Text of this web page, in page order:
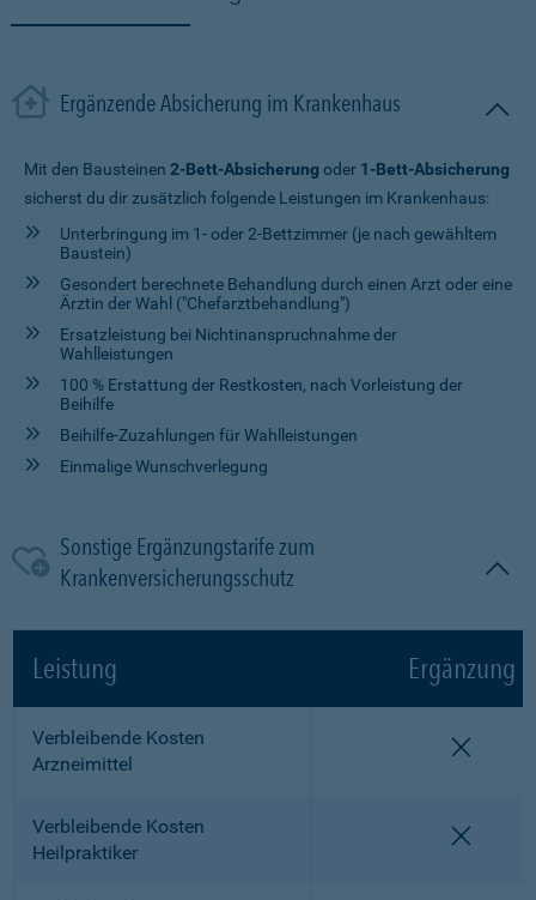
Ergänzende Absicherung im Krankenhaus
Mit den Bausteinen 2-Bett-Absicherung oder 1-Bett-Absicherung
sicherst du dir zusätzlich folgende Leistungen im Krankenhaus:
Unterbringung im 1- oder 2-Bettzimmer (je nach gewähltem
Baustein)
Gesondert berechnete Behandlung durch einen Arzt oder eine
Ärztin der Wahl ("Chefarztbehandlung")
Ersatzleistung bei Nichtinanspruchnahme der
Wahlleistungen
100 % Erstattung der Restkosten, nach Vorleistung der
Beihilfe
Beihilfe-Zuzahlungen für Wahlleistungen
Einmalige Wunschverlegung
Sonstige Ergänzungstarife zum
Krankenversicherungsschutz
Leistung Ergänzung
Verbleibende Kosten
Arzneimittel
Verbleibende Kosten
Heilpraktiker